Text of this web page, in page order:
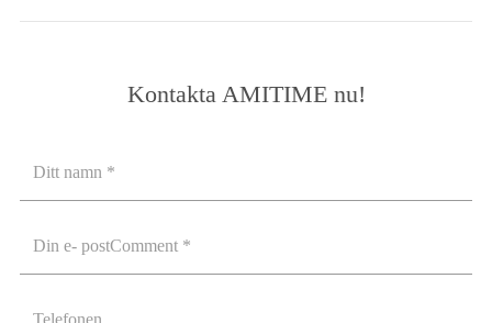
Kontakta AMITIME nu!